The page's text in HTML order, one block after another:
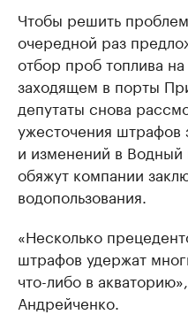
Чтобы решить
очередной раз
отбор проб топлива
заходящем в порты
депутаты снова
ужесточения штрафов
и изменений в
обяжут компании
водопользования.
«Несколько
штрафов удержат
что-либо в
Андрейченко.